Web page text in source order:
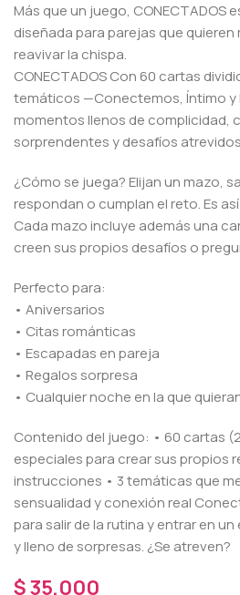
Más que un juego, CONECTADOS
diseñada para parejas que quieren
reavivar la chispa.
CONECTADOS Con 60 cartas
temáticos —Conectemos, Íntimo y
momentos llenos de complicidad,
sorprendentes y desafíos
¿Cómo se juega? Elijan un mazo,
respondan o cumplan el reto. Es
Cada mazo incluye además una
creen sus propios desafíos o
Perfecto para:
• Aniversarios
• Citas románticas
• Escapadas en pareja
• Regalos sorpresa
• Cualquier noche en la que
Contenido del juego: • 60 cartas
especiales para crear sus propios
instrucciones • 3 temáticas que
sensualidad y conexión real
para salir de la rutina y entrar en
y lleno de sorpresas. ¿Se atreven?
$35,000